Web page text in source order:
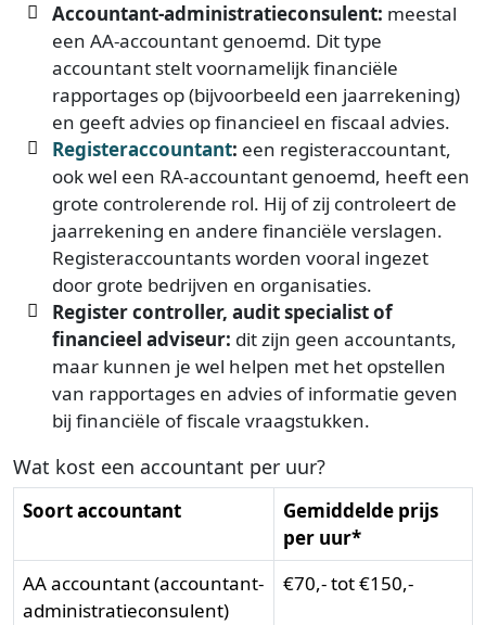
Accountant-administratieconsulent: meestal
een AA-accountant genoemd. Dit type
accountant stelt voornamelijk financiële
rapportages op (bijvoorbeeld een jaarrekening)
en geeft advies op financieel en fiscaal advies.
Registeraccountant: een registeraccountant,
ook wel een RA-accountant genoemd, heeft een
grote controlerende rol. Hij of zij controleert de
jaarrekening en andere financiële verslagen.
Registeraccountants worden vooral ingezet
door grote bedrijven en organisaties.
Register controller, audit specialist of
financieel adviseur: dit zijn geen accountants,
maar kunnen je wel helpen met het opstellen
van rapportages en advies of informatie geven
bij financiële of fiscale vraagstukken.
Wat kost een accountant per uur?
Soort accountant
Gemiddelde prijs
per uur*
AA accountant (accountant-
administratieconsulent)
€70,- tot €150,-